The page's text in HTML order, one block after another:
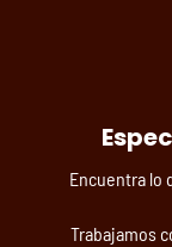
Encuentra lo
Trabajamos